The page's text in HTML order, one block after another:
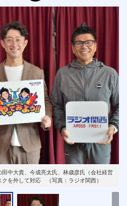
中大貴、今成亮太氏、林歳彦氏（会社経営
を外して対応 （写真：ラジオ関西）